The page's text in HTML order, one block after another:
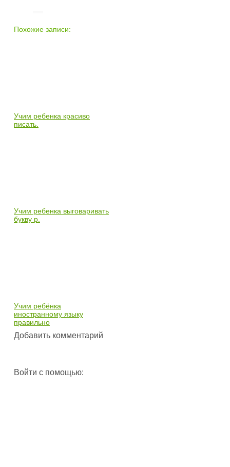
Похожие записи:
Учим ребенка красиво
писать.
Учим ребенка выговаривать
букву р.
Учим ребёнка
иностранному языку
правильно
Добавить комментарий
Войти с помощью: